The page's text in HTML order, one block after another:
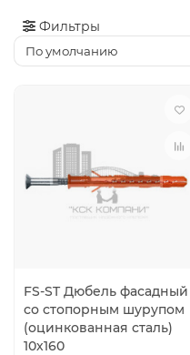
Фильтры
FS-ST Дюбель фасадный
со стопорным шурупом
(оцинкованная сталь)
10х160